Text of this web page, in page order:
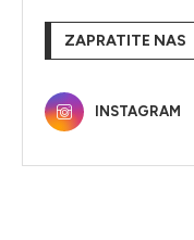
ZAPRATITE NAS
INSTAGRAM